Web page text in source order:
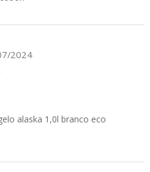
2024
alaska 1,0l branco eco